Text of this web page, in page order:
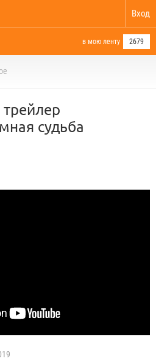
Вход
в мою ленту 2679
судьба